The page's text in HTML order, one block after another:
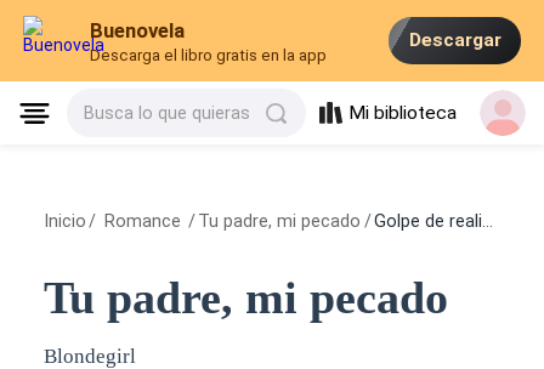
Buenovela
Descarga el libro gratis en la app
Descargar
Busca lo que quieras Mi biblioteca
Inicio / Romance /Tu padre, mi pecado /Golpe de realidad
Tu padre, mi pecado
Blondegirl